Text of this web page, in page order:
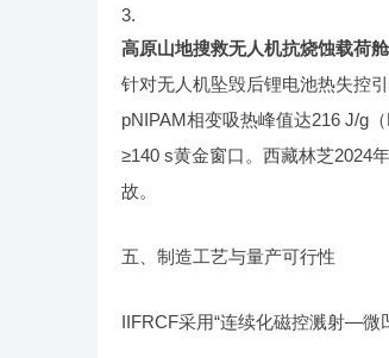
高原山地搜救无人机抗烧蚀载荷舱
针对无人机坠毁后锂电池热失控
pNIPAM相变吸热峰值达216 J/g
≥140 s黄金窗口。西藏林芝2024
故。
五、制造工艺与量产可行性
IIFRCF采用“连续化磁控溅射—微